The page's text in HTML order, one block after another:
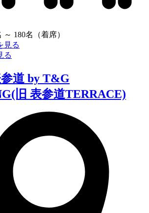
～ 180名（着席）
見る
る
道 by T&G
旧 表参道TERRACE)